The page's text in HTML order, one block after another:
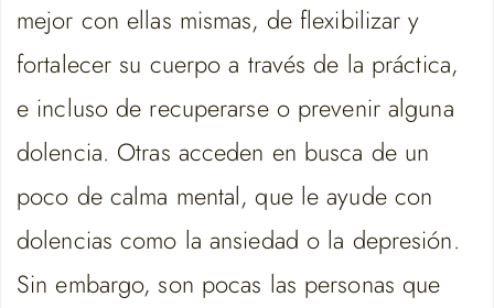
mejor con ellas mismas, de flexibilizar y
fortalecer su cuerpo a través de la práctica,
e incluso de recuperarse o prevenir alguna
dolencia. Otras acceden en busca de un
poco de calma mental, que le ayude con
dolencias como la ansiedad o la depresión.
Sin embargo, son pocas las personas que